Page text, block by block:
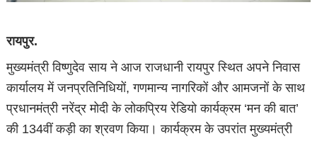
रायपुर.
मुख्यमंत्री विष्णुदेव साय ने आज राजधानी रायपुर स्थित अपने निवास
कार्यालय में जनप्रतिनिधियों, गणमान्य नागरिकों और आमजनों के साथ
प्रधानमंत्री नरेंद्र मोदी के लोकप्रिय रेडियो कार्यक्रम ‘मन की बात’
की 134वीं कड़ी का श्रवण किया। कार्यक्रम के उपरांत मुख्यमंत्री